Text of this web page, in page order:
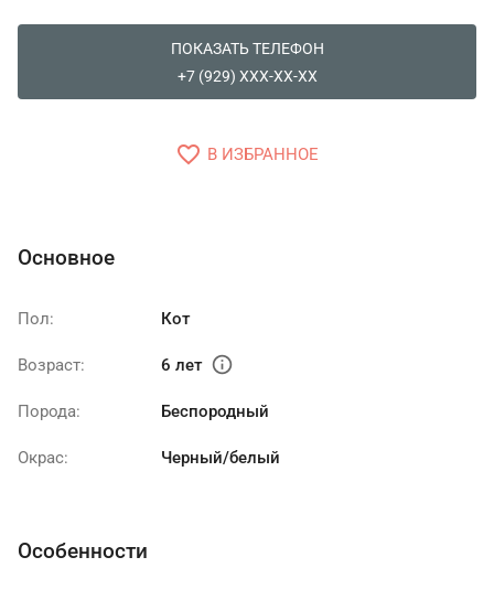
ПОКАЗАТЬ ТЕЛЕФОН
+7 (929) XXX-XX-XX
favorite_border В ИЗБРАННОЕ
Основное
Пол: Кот
Возраст: 6 лет info
Порода: Беспородный
Окрас: Черный/белый
Особенности